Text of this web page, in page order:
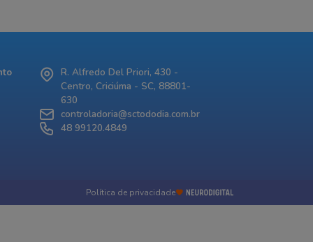
R. Alfredo Del Priori, 430 -
Centro, Criciúma - SC, 88801-
630
controladoria@sctododia.com.br
48 99120.4849
Política de privacidade